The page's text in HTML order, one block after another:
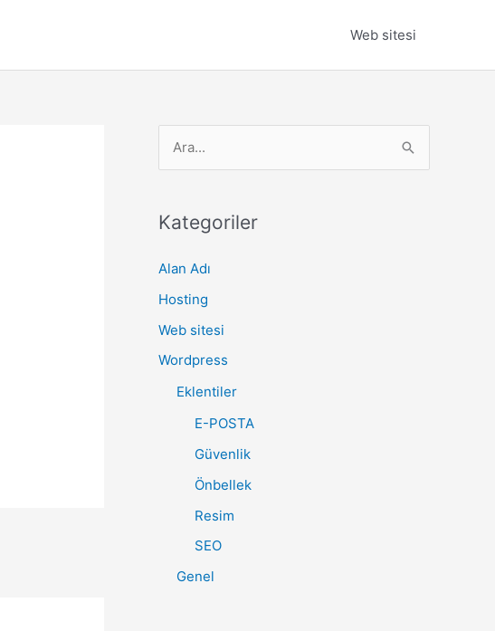
Web sitesi
r
h
f
o
r
Kategoriler
Alan Adı
Hosting
Web sitesi
Wordpress
Eklentiler
E-POSTA
Güvenlik
Önbellek
Resim
SEO
Genel